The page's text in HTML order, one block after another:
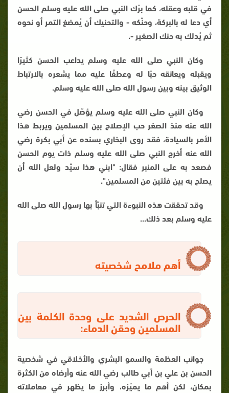
في قلبه وعقله، كما برّك النبي صلى الله عليه وسلم الحسن
أي دعا له بالبركة، وحنّكه - والتحنيك أن يُمضغ التمر أو نحوه
ثم يُدلك به حنك الصغير -.
وكان النبي صلى الله عليه وسلم يداعب الحسن كثيرًا
ويقبله ويعانقه حبًا له وعطفًا عليه مما يشعره بالارتباط
الوثيق بينه وبين رسول الله صلى الله عليه وسلم.
وكان النبي صلى الله عليه وسلم يؤصّل في الحسن رضي
الله عنه منذ الصغر حب الإصلاح بين المسلمين ويربط هذا
الأمر بالسيادة، فقد روى البخاري بسنده عن أبي بكرة رضي
الله عنه أخرج النبي صلى الله عليه وسلم ذات يوم الحسن
فصعد به على المنبر فقال: "ابني هذا سيّد ولعل الله أن
يصلح به بين فئتين من المسلمين".
وقد تحققت هذه النبوءة التي تنبّأ بها رسول الله صلى الله
عليه وسلم بعد ذلك...
أهم ملامح شخصيته
الحرص الشديد على وحدة الكلمة بين
المسلمين وحقن الدماء:
جوانب العظمة والسمو البشري والأخلاقي في شخصية
الحسن بن علي بن أبي طالب رضي الله عنه وأرضاه من الكثرة
بمكان، لكن أهم ما يميّزه، وأبرز ما يظهر في معاملاته